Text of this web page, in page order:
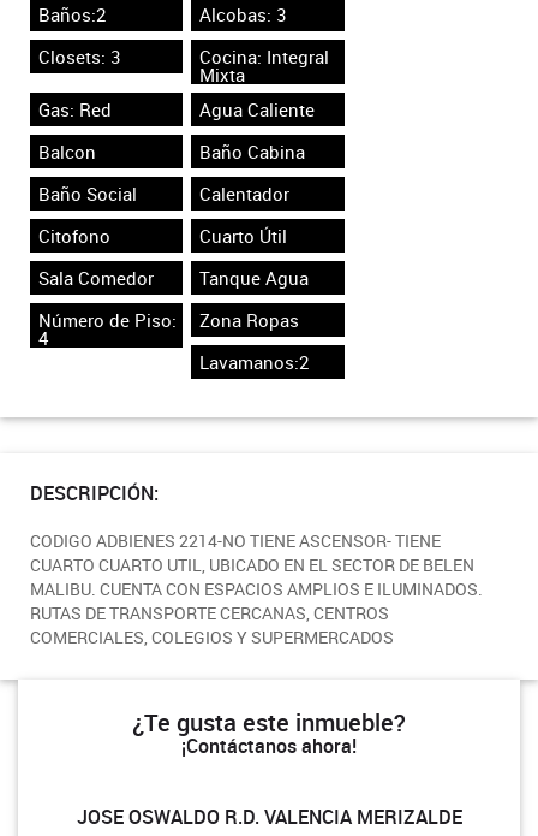
Baños:2
Alcobas: 3
Closets: 3
Cocina: Integral
Mixta
Gas: Red
Agua Caliente
Balcon
Baño Cabina
Baño Social
Calentador
Citofono
Cuarto Útil
Sala Comedor
Tanque Agua
Número de Piso:
4
Zona Ropas
Lavamanos:2
DESCRIPCIÓN:
CODIGO ADBIENES 2214-NO TIENE ASCENSOR- TIENE
CUARTO CUARTO UTIL, UBICADO EN EL SECTOR DE BELEN
MALIBU. CUENTA CON ESPACIOS AMPLIOS E ILUMINADOS.
RUTAS DE TRANSPORTE CERCANAS, CENTROS
COMERCIALES, COLEGIOS Y SUPERMERCADOS
¿Te gusta este inmueble?
¡Contáctanos ahora!
JOSE OSWALDO R.D. VALENCIA MERIZALDE